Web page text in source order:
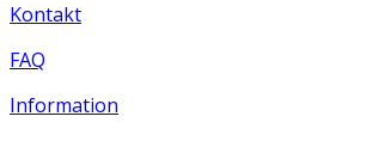
Kontakt
FAQ
Information